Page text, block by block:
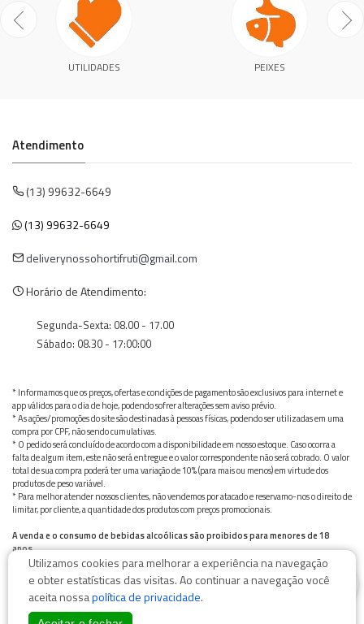
UTILIDADES PEIXES
Atendimento
(13) 99632-6649
(13) 99632-6649
deliverynossohortifruti@gmail.com
Horário de Atendimento:
Segunda-Sexta: 08.00 - 17.00
Sábado: 08.30 - 17:00:00
* Informamos que os preços, ofertas e condições de pagamento são exclusivos para internet e
app válidos para o dia de hoje, podendo sofrer alterações sem aviso prévio.
* As ações/promoções do site são destinadas à pessoas físicas, podendo ser utilizadas em uma
compra por CPF, não sendo cumulativas.
* O pedido será concluído de acordo com a disponibilidade em nosso estoque. Caso ocorra a
falta de algum item, este não será entregue e o valor correspondente não será cobrado. O valor
total de sua compra poderá ter uma variação de 10% (para mais ou menos) em virtude dos
produtos de peso variável.
* Para melhor atender nossos clientes, não vendemos por atacado e reservamo-nos o direito de
limitar, por cliente, a quantidade dos produtos com preços promocionais.
A venda e o consumo de bebidas alcoólicas são proibidos para menores de 18
anos.
Bebida alcoólica pode causar dependência química e, em excesso, provoca graves males à saúde.
Beba com moderação
Utilizamos cookies para melhorar a experiência na navegação
e obter estatísticas das visitas. Ao continuar a navegação você
aceita nossapolítica de privacidade.